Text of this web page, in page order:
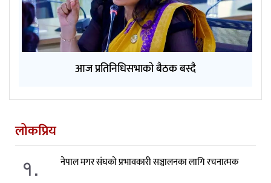
आज प्रतिनिधिसभाको बैठक बस्दै
लोकप्रिय
१. नेपाल मगर संघको प्रभावकारी सञ्चालनका लागि रचनात्मक